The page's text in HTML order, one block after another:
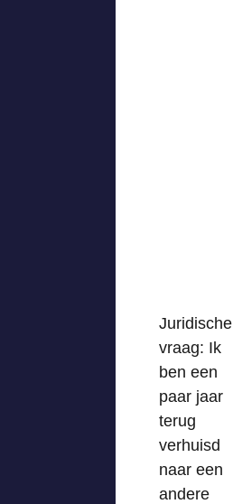
Juridische
vraag: Ik
ben een
paar jaar
terug
verhuisd
naar een
andere